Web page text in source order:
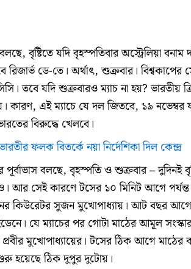
বৃষ্টিতে যদি বৃহস্পতিবার অস্ট্রেলিয়া
রিজার্ভ ডে-তে। অর্থাত্‍, শুক্রবার।
তবে যদি শুক্রবারও ম্যাচ না হয়? ভারতীয়
কারণ, এই ম্যাচে যে দল জিতবে, ১৯ নভেম্বর
বিরুদ্ধে খেলবে।
ফলক বিতর্কে নয়া নির্দেশিকা দিল কেন্দ্র
বলছে, বৃহস্পতি ও শুক্রবার – দুদিনই
আর সেই কারণে টসের ১০ মিনিট আগে
কিউরেটর সুজন মুখোপাধ্যায়। আট বছর আগে
যে ম্যাচের পর গোটা মাঠের আমূল
মুখোপাধ্যায়ের। টসের ঠিক আগে মাঠের
হয়েছে ঠিক দুপুর দুটোয়।